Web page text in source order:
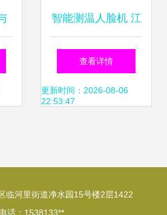
智能测温人脸机 江
门测温人脸机与东
莞君安电子科技公
查看详情
更新时间：2026-08-06
22:53:47
临河里街道净水园15号楼2层1422
电话：1538133**